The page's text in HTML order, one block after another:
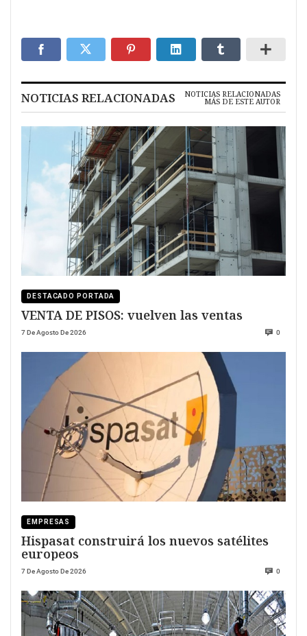
NOTICIAS RELACIONADAS NOTICIAS RELACIONADAS
MÁS DE ESTE AUTOR
DESTACADO PORTADA
VENTA DE PISOS: vuelven las ventas
7 De Agosto De 2026 0
EMPRESAS
Hispasat construirá los nuevos satélites
europeos
7 De Agosto De 2026 0